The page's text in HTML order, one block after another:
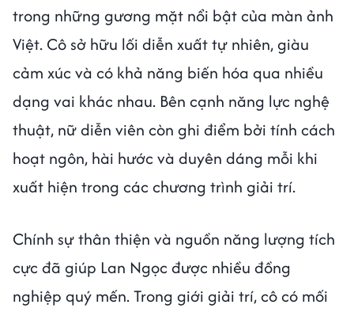
trong những gương mặt nổi bật của màn ảnh
Việt. Cô sở hữu lối diễn xuất tự nhiên, giàu
cảm xúc và có khả năng biến hóa qua nhiều
dạng vai khác nhau. Bên cạnh năng lực nghệ
thuật, nữ diễn viên còn ghi điểm bởi tính cách
hoạt ngôn, hài hước và duyên dáng mỗi khi
xuất hiện trong các chương trình giải trí.
Chính sự thân thiện và nguồn năng lượng tích
cực đã giúp Lan Ngọc được nhiều đồng
nghiệp quý mến. Trong giới giải trí, cô có mối